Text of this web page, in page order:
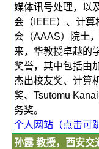
媒体讯号处理，以
会（IEEE）、计
会（AAAS）院士
来，华教授卓越的
奖誉，其中包括由
杰出校友奖、计算
奖、Tsutomu
务奖。
个人网站（点击可
孙露 教授，西安交